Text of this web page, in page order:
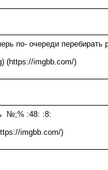
по- очереди
(https://imgbb.com/)
№;% :48: :8:
imgbb.com/)